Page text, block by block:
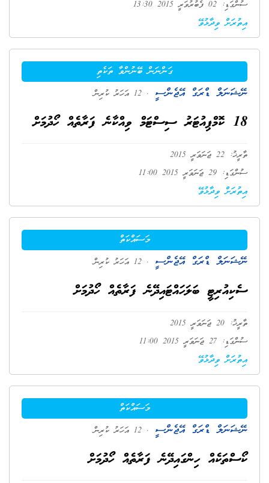
ސުންގަޑި: 02 ފެބުރުވަރީ 2015 13:30
އިތުރަށް ވިދާޅުވޭ
ގަންނަން ބޭނުންވާ ތަކެތި
ނޭޝަނަލް ޑްރަގް އޭޖެންސީ . 12 އަހަރު ކުރިން
18 ކޮމްޕިއުޓަރު ސިސްޓަމް ވިއްކާނެ ފަރާތެއް ހޯދުމަށް
ތާރީޚު: 22 ޖަނަވަރީ 2015
ސުންގަޑި: 29 ޖަނަވަރީ 2015 11:00
އިތުރަށް ވިދާޅުވޭ
މަސައްކަތް
ނޭޝަނަލް ޑްރަގް އޭޖެންސީ . 12 އަހަރު ކުރިން
ސެކިއުރިޓީ ބަލަހައްޓައިދޭނެ ފަރާތެއް ހޯދުމަށް
ތާރީޚު: 20 ޖަނަވަރީ 2015
ސުންގަޑި: 27 ޖަނަވަރީ 2015 11:00
އިތުރަށް ވިދާޅުވޭ
މަސައްކަތް
ނޭޝަނަލް ޑްރަގް އޭޖެންސީ . 12 އަހަރު ކުރިން
ކޯސްތަކެއް ހިންގައިދޭނެ ފަރާތެއް ހޯދުމަށް